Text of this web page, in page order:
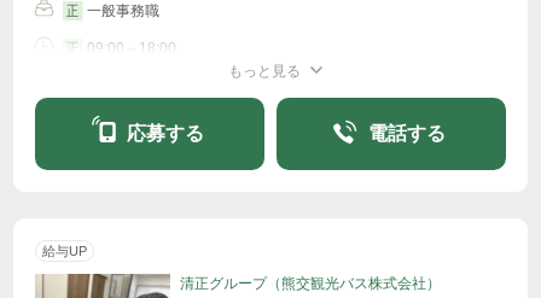
正 一般事務職
正 09:00～18:00
もっと見る
応募する 電話する
給与UP
清正グループ（熊交観光バス株式会社）